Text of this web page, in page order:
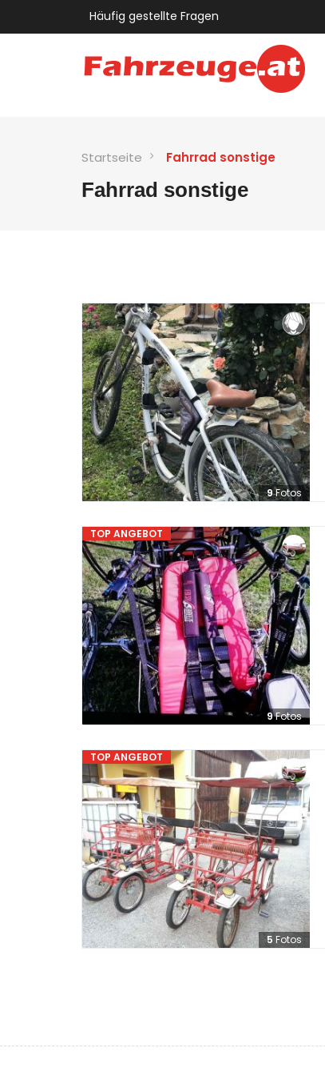
Häufig gestellte Fragen
Startseite Fahrrad sonstige
Fahrrad sonstige
9Fotos
9Fotos
TOP ANGEBOT
5 Fotos
TOP ANGEBOT